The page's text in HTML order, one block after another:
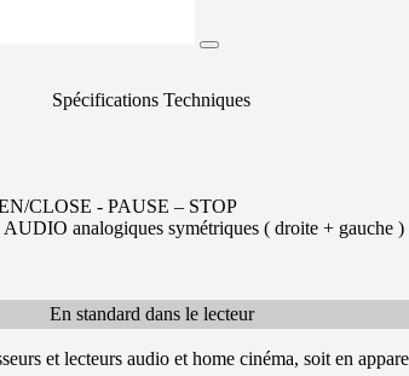
Spécifications Techniques
CLOSE - PAUSE – STOP
analogiques symétriques ( droite + gauche )
En standard dans le lecteur
et lecteurs audio et home cinéma, soit en